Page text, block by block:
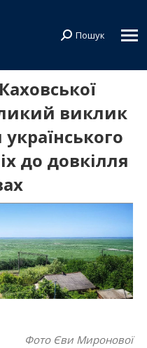
Search:
Пошук
виклик
до довкілля
Фото Єви Миронової